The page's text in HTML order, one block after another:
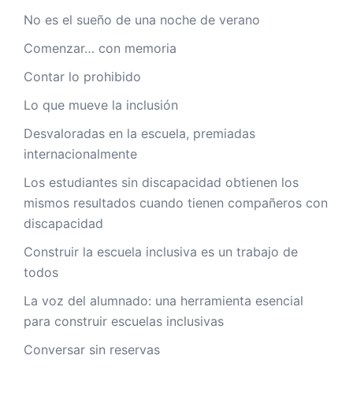
No es el sueño de una noche de verano
Comenzar… con memoria
Contar lo prohibido
Lo que mueve la inclusión
Desvaloradas en la escuela, premiadas
internacionalmente
Los estudiantes sin discapacidad obtienen los
mismos resultados cuando tienen compañeros con
discapacidad
Construir la escuela inclusiva es un trabajo de
todos
La voz del alumnado: una herramienta esencial
para construir escuelas inclusivas
Conversar sin reservas